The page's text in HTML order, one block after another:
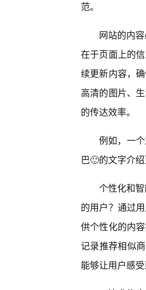
范。
网站的内
在于页面上的
续更新内容，
高清的图片、
的传达效率。
例如，一
巴🙂的文字介
个性化和
的用户？通过
供个性化的内
记录推荐相似
能够让用户感